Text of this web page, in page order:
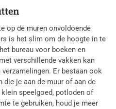
op de muren onvoldoende
is het slim om de hoogte in te
bureau voor boeken en
verschillende vakken kan
Er bestaan ook
die je aan de muur of aan de
speelgoed, potloden of
te gebruiken, houd je meer